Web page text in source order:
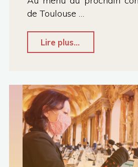
de Toulouse …
Lire plus...
Conseil
du
01/04/2022"